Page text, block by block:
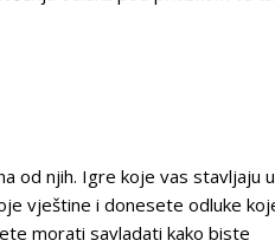
od njih. Igre koje vas stavljaju u
vještine i donesete odluke
morati savladati kako biste